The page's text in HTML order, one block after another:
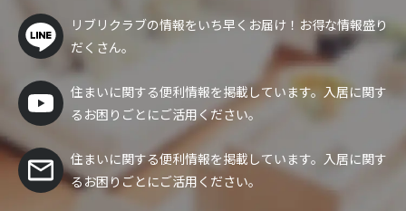
リブリクラブの情報をいち早くお届け！ お得な情報盛り
だくさん。
住まいに関する便利情報を掲載しています。入居に関す
るお困りごとにご活用ください。
住まいに関する便利情報を掲載しています。入居に関す
るお困りごとにご活用ください。